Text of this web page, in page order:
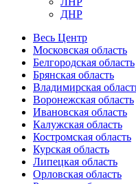
ДНР
Весь Центр
Московская область
Белгородская область
Брянская область
Владимирская
Воронежская область
Ивановская область
Калужская область
Костромская область
Курская область
Липецкая область
Орловская область